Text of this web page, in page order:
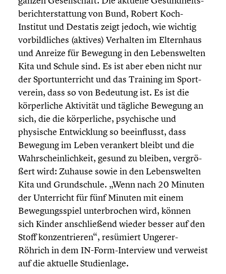
be­richt­erstat­tung von Bund, Robert Koch-
Institut und Destatis zeigt jedoch, wie wichtig
vorbild­li­ches (aktives) Verhalten im Eltern­haus
und Anreize für Bewegung in den Lebens­wel­ten
Kita und Schule sind. Es ist aber eben nicht nur
der Sport­un­ter­richt und das Training im Sport­
ver­ein, dass so von Bedeutung ist. Es ist die
körper­li­che Aktivität und tägliche Bewegung an
sich, die die körper­li­che, psychi­sche und
physische Entwick­lung so beein­flusst, dass
Bewegung im Leben verankert bleibt und die
Wahrschein­lich­keit, gesund zu bleiben, vergrö­
ßert wird: Zuhause sowie in den Lebens­wel­ten
Kita und Grund­schule. „Wenn nach 20 Minuten
der Unter­richt für fünf Minuten mit einem
Bewegungs­spiel unter­bro­chen wird, können
sich Kinder anschlie­ßend wieder besser auf den
Stoff konzen­trie­ren“, resümiert Ungerer-
Röhrich in dem IN-Form-Interview und verweist
auf die aktuelle Studi­en­lage.